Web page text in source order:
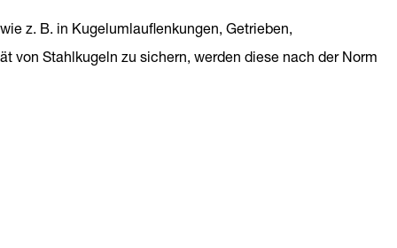
z. B. in Kugelumlauflenkungen, Getrieben,
von Stahlkugeln zu sichern, werden diese nach der Norm